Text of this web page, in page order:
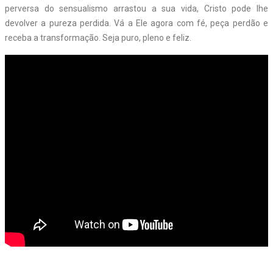
perversa do sensualismo arrastou a sua vida, Cristo pode lhe
devolver a pureza perdida. Vá a Ele agora com fé, peça perdão e
receba a transformação. Seja puro, pleno e feliz.